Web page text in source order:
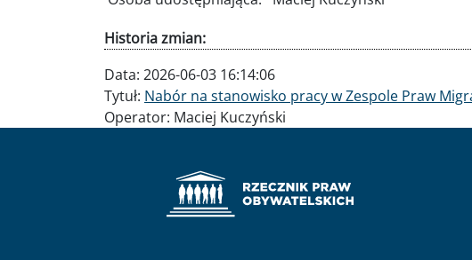
Historia zmian:
Data: 2026-06-03 16:14:06
Tytuł: Nabór na stanowisko pracy w Zespole Praw
Operator: Maciej Kuczyński